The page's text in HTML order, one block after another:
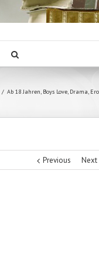
/ Ab 18 Jahren, Boys Love, Drama,
Previous Next